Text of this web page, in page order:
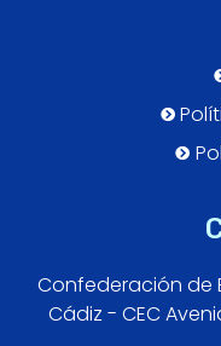
Confederación de
Cádiz - CEC